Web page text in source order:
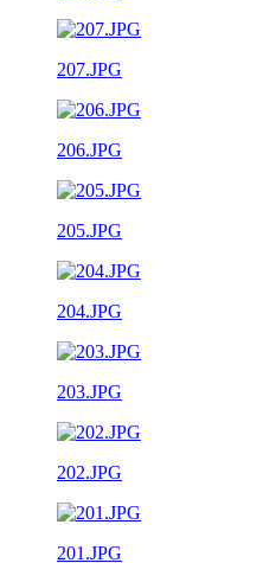
207.JPG
206.JPG
205.JPG
204.JPG
203.JPG
202.JPG
201.JPG